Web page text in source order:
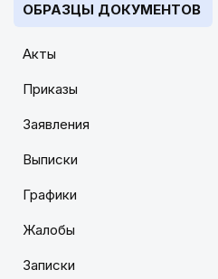
ОБРАЗЦЫ ДОКУМЕНТОВ
Акты
Приказы
Заявления
Выписки
Графики
Жалобы
Записки